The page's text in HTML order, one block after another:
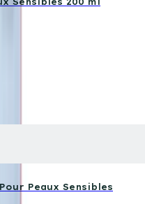
Peaux Sensibles